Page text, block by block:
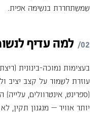
שמשתחררת בנשימה אפית.
למה עדיף
בעצימות נמוכה-בינונית
עוזרת לשמור על קצב יציב
(ספרינט, אינטרוולים,
יותר אוויר — מנגנון תקין,